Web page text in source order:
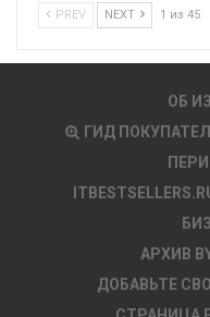
PREV NEXT 1 из 45
ОБ
ГИД
АРХИВ
ДОБАВЬТЕ